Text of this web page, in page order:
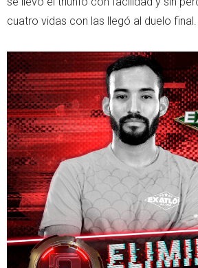
cuatro vidas con las llegó al duelo final.